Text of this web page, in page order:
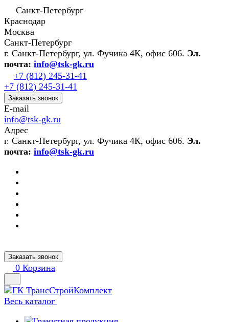
Санкт-Петербург
Краснодар
Москва
Санкт-Петербург
г. Санкт-Петербург, ул. Фучика 4К, офис 606. Эл.
почта: info@tsk-gk.ru
+7 (812) 245-31-41
+7 (812) 245-31-41
Заказать звонок
E-mail
info@tsk-gk.ru
Адрес
г. Санкт-Петербург, ул. Фучика 4К, офис 606. Эл.
почта: info@tsk-gk.ru
Заказать звонок
0 Корзина
Весь каталог